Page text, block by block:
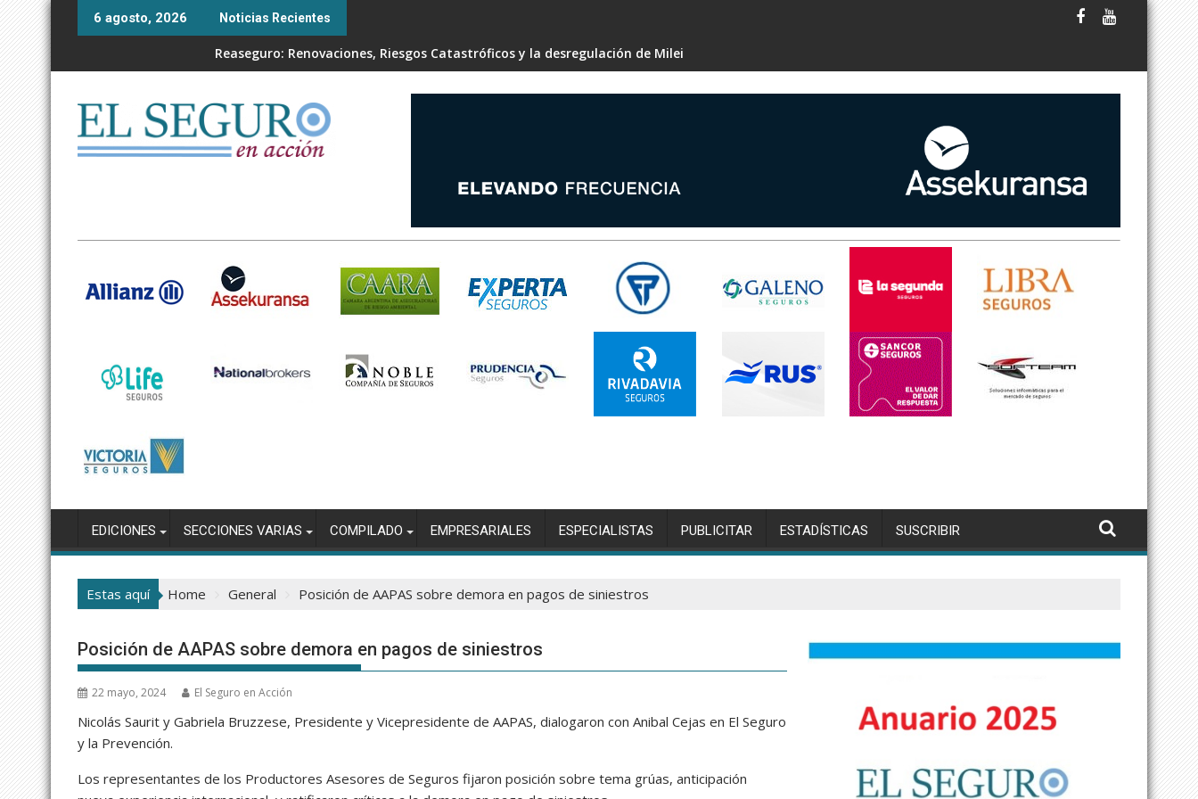
Skip
6 agosto, 2026 Noticias Recientes
Reaseguro: Renovaciones, Riesgos Catastróficos y la desregulación de Milei
EDICIONES SECCIONES VARIAS COMPILADO EMPRESARIALES ESPECIALISTAS PUBLICITAR ESTADÍSTICAS SUSCRIBIR
Estas aquí Home General Posición de AAPAS sobre demora en pagos de siniestros
Posición de AAPAS sobre demora en pagos de siniestros
22 mayo, 2024 El Seguro en Acción
Nicolás Saurit y Gabriela Bruzzese, Presidente y Vicepresidente de AAPAS, dialogaron con Anibal Cejas en El Seguro
y la Prevención.
Los representantes de los Productores Asesores de Seguros fijaron posición sobre tema grúas, anticipación